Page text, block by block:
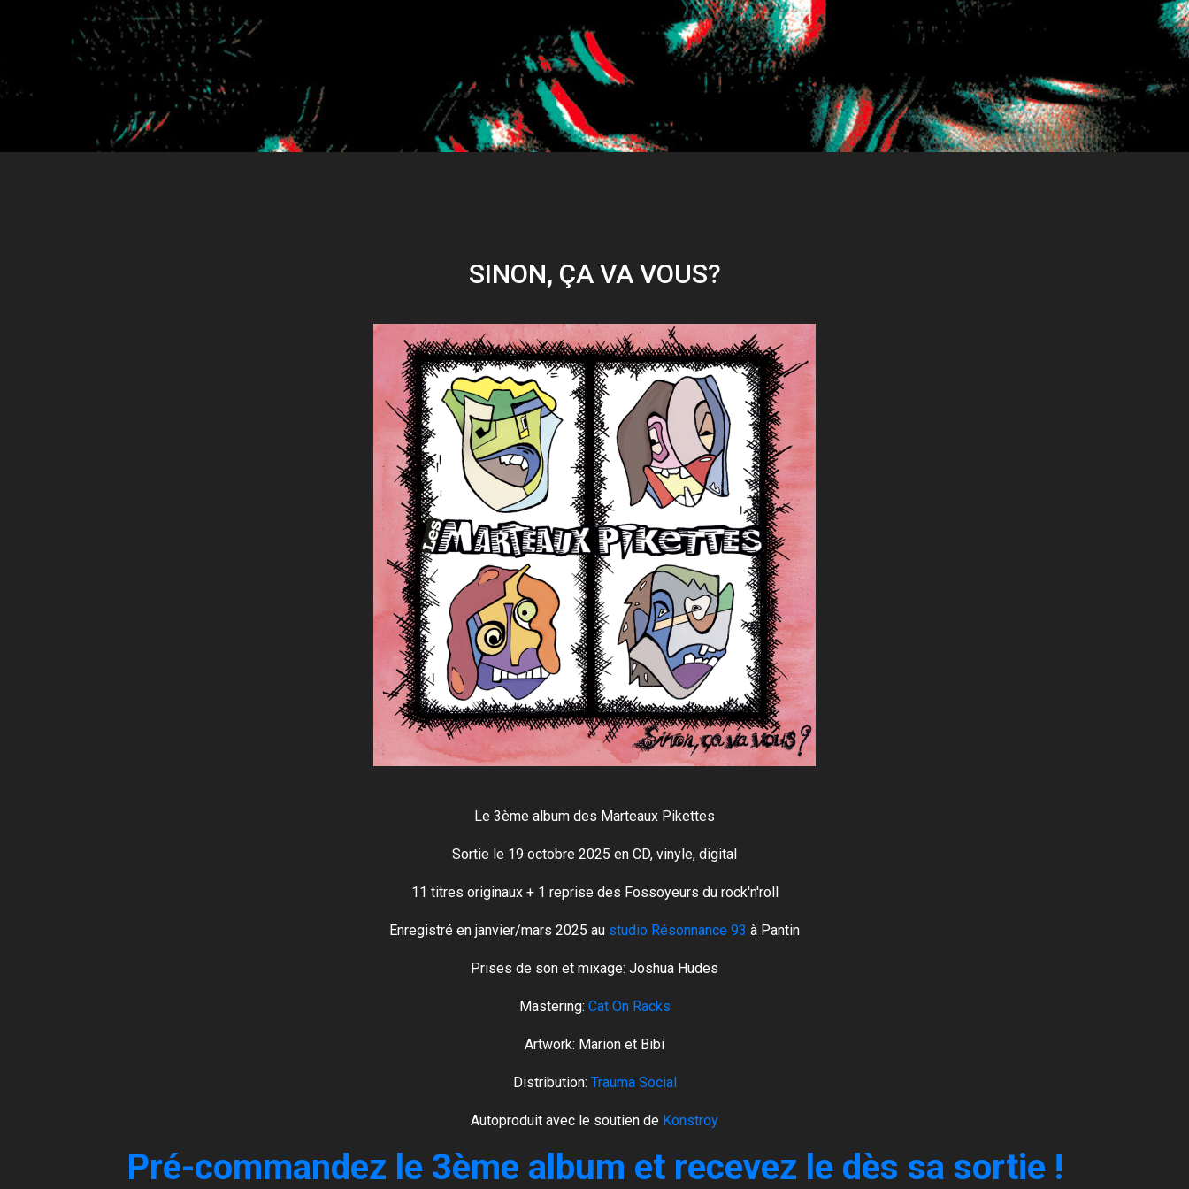
SINON, ÇA VA VOUS?
Le 3ème album des Marteaux Pikettes
Sortie le 19 octobre 2025 en CD, vinyle, digital
11 titres originaux + 1 reprise des Fossoyeurs du rock'n'roll
Enregistré en janvier/mars 2025 au studio Résonnance 93 à Pantin
Prises de son et mixage: Joshua Hudes
Mastering: Cat On Racks
Artwork: Marion et Bibi
Distribution: Trauma Social
Autoproduit avec le soutien de Konstroy
Pré-commandez le 3ème album et recevez le dès sa sortie !